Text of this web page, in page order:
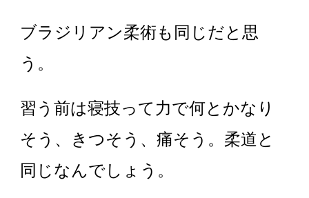
ブラジリアン柔術も同じだと思
う。
習う前は寝技って力で何とかなり
そう、きつそう、痛そう。柔道と
同じなんでしょう。